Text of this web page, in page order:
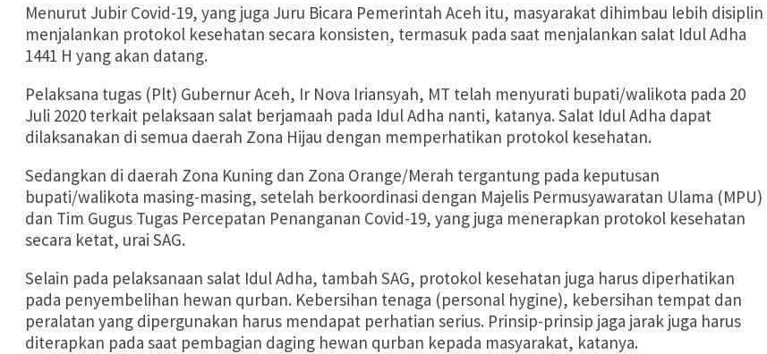
Menurut Jubir Covid-19, yang juga Juru Bicara Pemerintah Aceh itu, masyarakat dihimbau lebih disiplin
menjalankan protokol kesehatan secara konsisten, termasuk pada saat menjalankan salat Idul Adha
1441 H yang akan datang.
Pelaksana tugas (Plt) Gubernur Aceh, Ir Nova Iriansyah, MT telah menyurati bupati/walikota pada 20
Juli 2020 terkait pelaksaan salat berjamaah pada Idul Adha nanti, katanya. Salat Idul Adha dapat
dilaksanakan di semua daerah Zona Hijau dengan memperhatikan protokol kesehatan.
Sedangkan di daerah Zona Kuning dan Zona Orange/Merah tergantung pada keputusan
bupati/walikota masing-masing, setelah berkoordinasi dengan Majelis Permusyawaratan Ulama (MPU)
dan Tim Gugus Tugas Percepatan Penanganan Covid-19, yang juga menerapkan protokol kesehatan
secara ketat, urai SAG.
Selain pada pelaksanaan salat Idul Adha, tambah SAG, protokol kesehatan juga harus diperhatikan
pada penyembelihan hewan qurban. Kebersihan tenaga (personal hygine), kebersihan tempat dan
peralatan yang dipergunakan harus mendapat perhatian serius. Prinsip-prinsip jaga jarak juga harus
diterapkan pada saat pembagian daging hewan qurban kepada masyarakat, katanya.